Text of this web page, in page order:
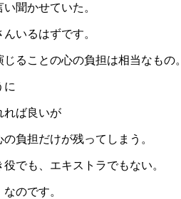
聞かせていた。
いるはずです。
ることの心の負担は相当なもの
に
れば良いが
負担だけが残ってしまう。
でも、エキストラでもない。
のです。